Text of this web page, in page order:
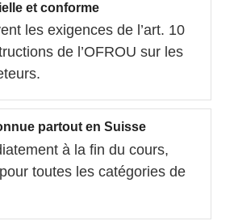
et conforme
les exigences de l’art. 10
de l’OFROU sur les
partout en Suisse
à la fin du cours,
toutes les catégories de